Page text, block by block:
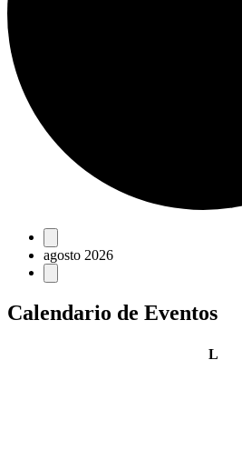
Eventos
agosto 2026
Calendario de Eventos
Llunes